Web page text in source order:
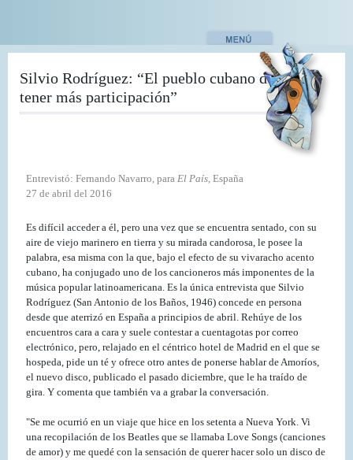
contenido
Silvio Rodríguez: “El pueblo cubano debe
tener más participación”
Entrevistó: Fernando Navarro, para El País, España
27 de abril del 2016
Es difícil acceder a él, pero una vez que se encuentra sentado, con su
aire de viejo marinero en tierra y su mirada candorosa, le posee la
palabra, esa misma con la que, bajo el efecto de su vivaracho acento
cubano, ha conjugado uno de los cancioneros más imponentes de la
música popular latinoamericana. Es la única entrevista que Silvio
Rodríguez (San Antonio de los Baños, 1946) concede en persona
desde que aterrizó en España a principios de abril. Rehúye de los
encuentros cara a cara y suele contestar a cuentagotas por correo
electrónico, pero, relajado en el céntrico hotel de Madrid en el que se
hospeda, pide un té y ofrece otro antes de ponerse hablar de Amoríos,
el nuevo disco, publicado el pasado diciembre, que le ha traído de
gira. Y comenta que también va a grabar la conversación.
"Se me ocurrió en un viaje que hice en los setenta a Nueva York. Vi
una recopilación de los Beatles que se llamaba Love Songs (canciones
de amor) y me quedé con la sensación de querer hacer solo un disco de